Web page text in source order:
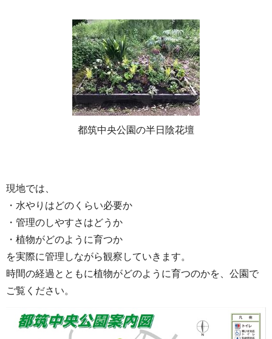
都筑中央公園の半日陰花壇
現地では、
・水やりはどのくらい必要か
・管理のしやすさはどうか
・植物がどのように育つか
を実際に管理しながら観察していきます。
時間の経過とともに植物がどのように育つのかを、公園で
ご覧ください。